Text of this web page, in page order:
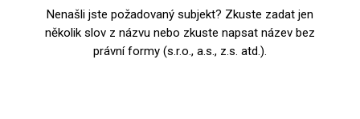
Nenašli jste požadovaný subjekt? Zkuste zadat jen
několik slov z názvu nebo zkuste napsat název bez
právní formy (s.r.o., a.s., z.s. atd.).